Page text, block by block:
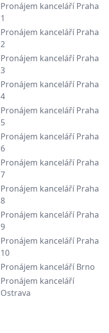
Pronájem kanceláří Praha
1
Pronájem kanceláří Praha
2
Pronájem kanceláří Praha
3
Pronájem kanceláří Praha
4
Pronájem kanceláří Praha
5
Pronájem kanceláří Praha
6
Pronájem kanceláří Praha
7
Pronájem kanceláří Praha
8
Pronájem kanceláří Praha
9
Pronájem kanceláří Praha
10
Pronájem kanceláří Brno
Pronájem kanceláří
Ostrava